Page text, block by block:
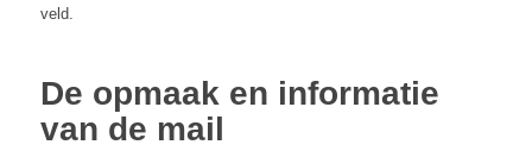
veld.
De opmaak en informatie
van de mail